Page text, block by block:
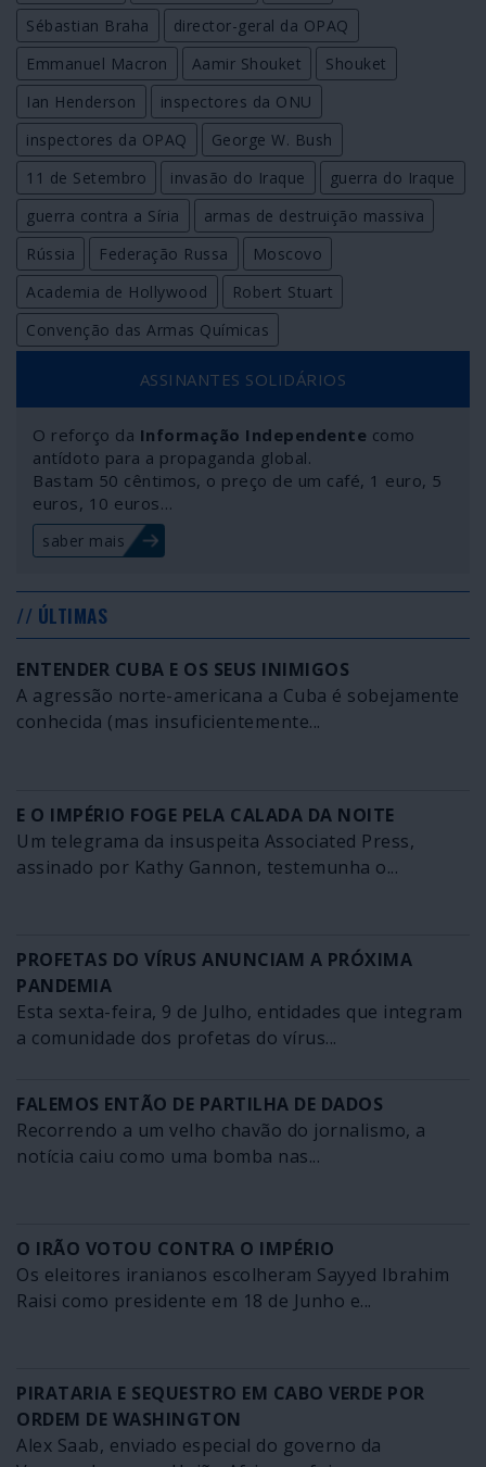
Sébastian Braha
director-geral da OPAQ
Emmanuel Macron
Aamir Shouket
Shouket
Ian Henderson
inspectores da ONU
inspectores da OPAQ
George W. Bush
11 de Setembro
invasão do Iraque
guerra do Iraque
guerra contra a Síria
armas de destruição massiva
Rússia
Federação Russa
Moscovo
Academia de Hollywood
Robert Stuart
Convenção das Armas Químicas
ASSINANTES SOLIDÁRIOS
O reforço da Informação Independente como
antídoto para a propaganda global.
Bastam 50 cêntimos, o preço de um café, 1 euro, 5
euros, 10 euros…
saber mais
// ÚLTIMAS
ENTENDER CUBA E OS SEUS INIMIGOS
A agressão norte-americana a Cuba é sobejamente
conhecida (mas insuficientemente...
E O IMPÉRIO FOGE PELA CALADA DA NOITE
Um telegrama da insuspeita Associated Press,
assinado por Kathy Gannon, testemunha o...
PROFETAS DO VÍRUS ANUNCIAM A PRÓXIMA
PANDEMIA
Esta sexta-feira, 9 de Julho, entidades que integram
a comunidade dos profetas do vírus...
FALEMOS ENTÃO DE PARTILHA DE DADOS
Recorrendo a um velho chavão do jornalismo, a
notícia caiu como uma bomba nas...
O IRÃO VOTOU CONTRA O IMPÉRIO
Os eleitores iranianos escolheram Sayyed Ibrahim
Raisi como presidente em 18 de Junho e...
PIRATARIA E SEQUESTRO EM CABO VERDE POR
ORDEM DE WASHINGTON
Alex Saab, enviado especial do governo da